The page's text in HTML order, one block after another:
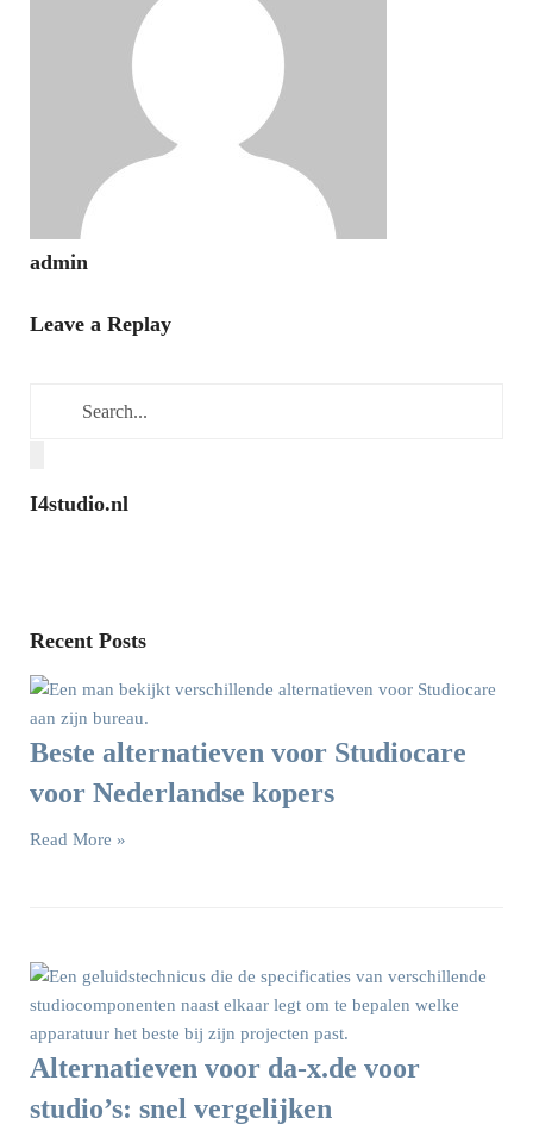
admin
Leave a Replay
I4studio.nl
Recent Posts
Beste alternatieven voor Studiocare
voor Nederlandse kopers
Read More »
Alternatieven voor da-x.de voor
studio’s: snel vergelijken